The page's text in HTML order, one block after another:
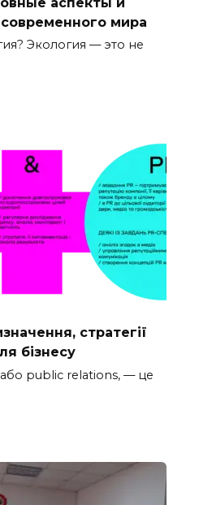
мира
Экология — это не
стратегії
бізнесу
public relations, — це